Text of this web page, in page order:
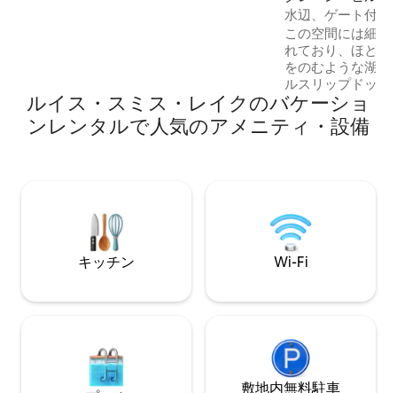
う。
水辺、ゲート付き
ル、露天風呂・ジ
この空間には細部
れており、ほとん
をのむような湖の
ルスリップドック
SUP、カヤック、
ーパッド、ボート
います！ゲート
す。「アーキテク
ト」、「
Garden」、「
た雑誌に掲載され
ルイス・スミス・レイクのバケーショ
ンレンタルで人気のアメニティ・設備
キッチン Wi-Fi
敷地内無料駐⁠車